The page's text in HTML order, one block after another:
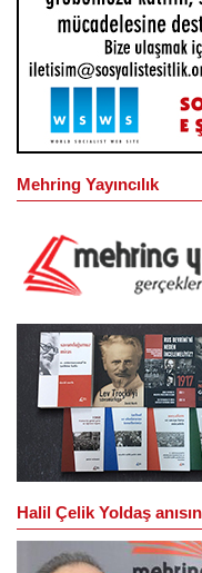
Mehring Yayıncılık
Halil Çelik Yoldaş